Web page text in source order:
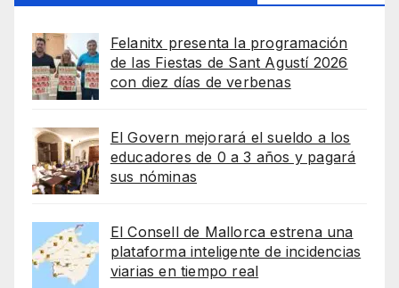
Felanitx presenta la programación
de las Fiestas de Sant Agustí 2026
con diez días de verbenas
El Govern mejorará el sueldo a los
educadores de 0 a 3 años y pagará
sus nóminas
El Consell de Mallorca estrena una
plataforma inteligente de incidencias
viarias en tiempo real